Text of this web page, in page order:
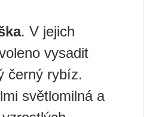
. V jejich
vysadit
černý rybíz.
světlomilná a